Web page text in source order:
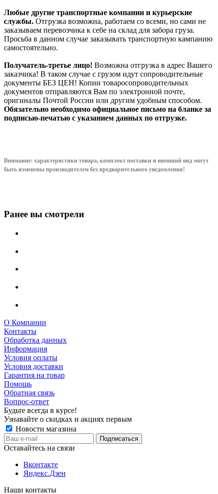
Любые другие транспортные компании и курьерские
службы. Отгрузка возможна, работаем со всеми, но сами не
заказываем перевозчика к себе на склад для забора груза.
Просьба в данном случае заказывать транспортную кампанию
самостоятельно.
Получатель-третье лицо! Возможна отгрузка в адрес Вашего
заказчика! В таком случае с грузом идут сопроводительные
документы БЕЗ ЦЕН! Копии товаросопроводительных
документов отправляются Вам по электронной почте,
оригиналы Почтой России или другим удобным способом.
Обязательно необходимо официальное письмо на бланке за
подписью-печатью с указанием данных по отгрузке.
Внимание: характеристики товара, комплект поставки и внешний вид могут
быть изменены производителем без предварительного уведомления!
Ранее вы смотрели
О Компании
Контакты
Обработка данных
Информация
Условия оплаты
Условия доставки
Гарантия на товар
Помощь
Обратная связь
Вопрос-ответ
Будьте всегда в курсе!
Узнавайте о скидках и акциях первым
Новости магазина
Оставайтесь на связи
Вконтакте
Яндекс.Дзен
Наши контакты